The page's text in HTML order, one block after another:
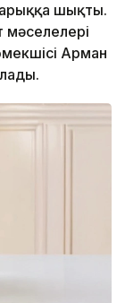
шықты.
мәселелері
Арман